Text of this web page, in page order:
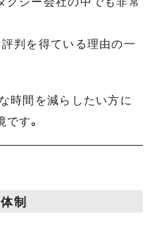
判を得ている理由の一
時間を減らしたい方に
です。
制